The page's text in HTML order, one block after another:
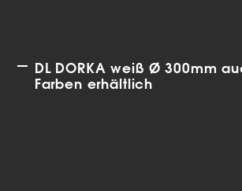
DL DORKA weiß Ø 300mm
Farben erhältlich